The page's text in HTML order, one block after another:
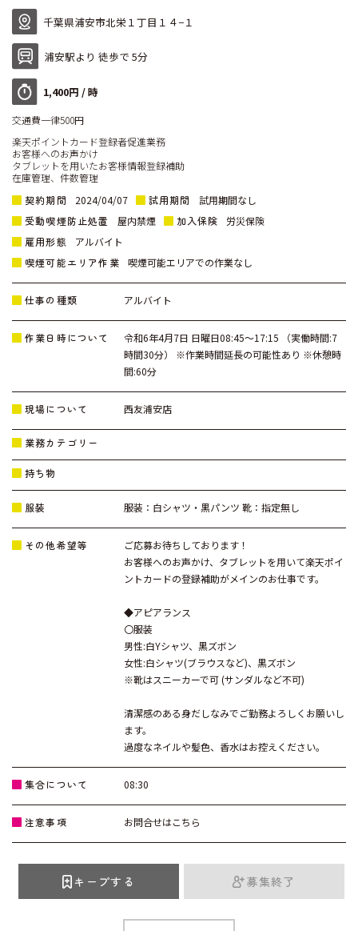
千葉県浦安市北栄１丁目１４−１
浦安駅より 徒歩で 5分
1,400円 / 時
交通費一律500円
楽天ポイントカード登録者促進業務
お客様へのお声かけ
タブレットを用いたお客様情報登録補助
在庫管理、件数管理
契約期間
2024/04/07 試用期間
試用期間なし
受動喫煙防止処置
屋内禁煙 加入保険
労災保険
雇用形態
アルバイト
喫煙可能エリア作業
喫煙可能エリアでの作業なし
仕事の種類 アルバイト
作業日時について
令和6年4月7日 日曜日08:45～17:15 （実働時間:7
時間30分） ※作業時間延長の可能性あり ※休憩時
間:60分
現場について 西友浦安店
業務カテゴリー
持ち物
服装 服装：白シャツ・黒パンツ 靴：指定無し
その他希望等
ご応募お待ちしております！
お客様へのお声かけ、タブレットを用いて楽天ポイ
ントカードの登録補助がメインのお仕事です。
◆アピアランス
〇服装
男性:白Yシャツ、黒ズボン
女性:白シャツ(ブラウスなど)、黒ズボン
※靴はスニーカーで可 (サンダルなど不可)
清潔感のある身だしなみでご勤務よろしくお願いし
ます。
過度なネイルや髪色、香水はお控えください。
集合について 08:30
注意事項 お問合せはこちら
キープする 募集終了